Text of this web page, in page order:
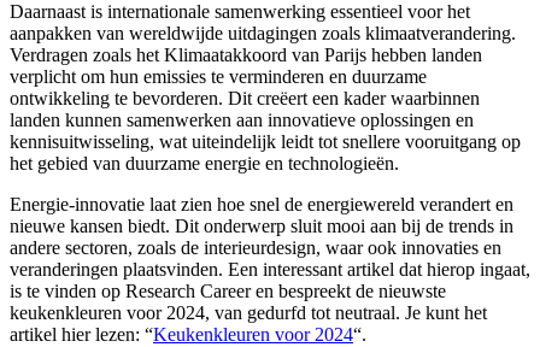
Daarnaast is internationale samenwerking essentieel voor het
aanpakken van wereldwijde uitdagingen zoals klimaatverandering.
Verdragen zoals het Klimaatakkoord van Parijs hebben landen
verplicht om hun emissies te verminderen en duurzame
ontwikkeling te bevorderen. Dit creëert een kader waarbinnen
landen kunnen samenwerken aan innovatieve oplossingen en
kennisuitwisseling, wat uiteindelijk leidt tot snellere vooruitgang op
het gebied van duurzame energie en technologieën.
Energie-innovatie laat zien hoe snel de energiewereld verandert en
nieuwe kansen biedt. Dit onderwerp sluit mooi aan bij de trends in
andere sectoren, zoals de interieurdesign, waar ook innovaties en
veranderingen plaatsvinden. Een interessant artikel dat hierop ingaat,
is te vinden op Research Career en bespreekt de nieuwste
keukenkleuren voor 2024, van gedurfd tot neutraal. Je kunt het
artikel hier lezen: “Keukenkleuren voor 2024“.